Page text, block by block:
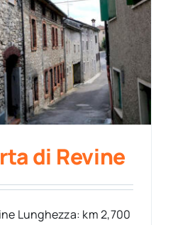
di Revine
Lunghezza: km 2,700